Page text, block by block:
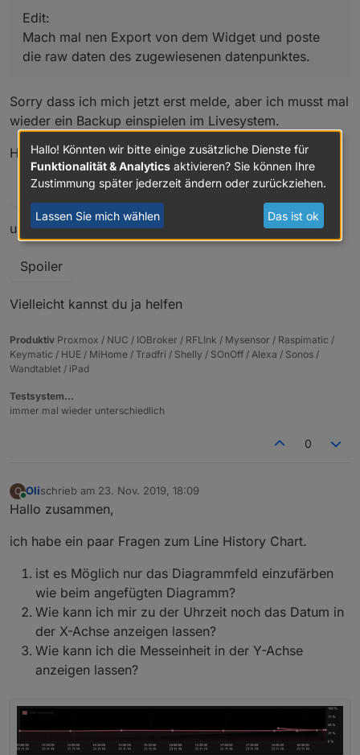
Edit:
Mach mal nen Export von dem Widget und poste
die raw daten des zugewiesenen datenpunktes.
Sorry dass ich mich jetzt erst melde, aber ich musst mal
wieder ein Backup einspielen im Livesystem.
Hier ist schon mal das Widget
Spoiler
und hier der Raw des Datenpunktes
Spoiler
Vielleicht kannst du ja helfen
Produktiv Proxmox / NUC / IOBroker / RFLInk / Mysensor / Raspimatic /
Keymatic / HUE / MiHome / Tradfri / Shelly / SOnOff / Alexa / Sonos /
Wandtablet / iPad
Testsystem…
immer mal wieder unterschiedlich
0
O
Online
Olischrieb am 23. Nov. 2019, 18:09
zuletzt editiert von
Hallo zusammen,
ich habe ein paar Fragen zum Line History Chart.
ist es Möglich nur das Diagrammfeld einzufärben
wie beim angefügten Diagramm?
Wie kann ich mir zu der Uhrzeit noch das Datum in
der X-Achse anzeigen lassen?
Wie kann ich die Messeinheit in der Y-Achse
anzeigen lassen?
Hallo! Könnten wir bitte einige zusätzliche Dienste für
Funktionalität & Analytics aktivieren? Sie können Ihre
Zustimmung später jederzeit ändern oder zurückziehen.
Lassen Sie mich wählen Das ist ok